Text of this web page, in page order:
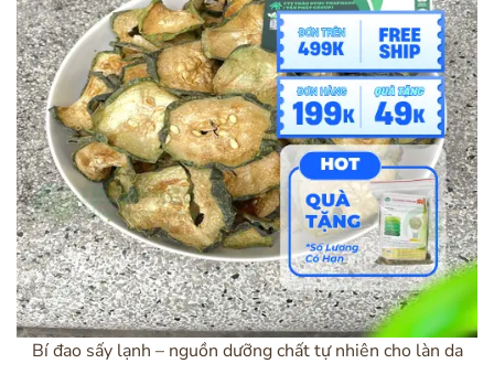
Bí đao sấy lạnh – nguồn dưỡng chất tự nhiên cho làn da